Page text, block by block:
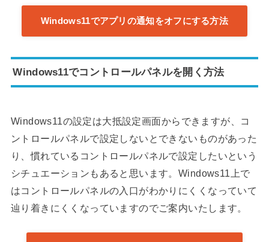
Windows11でアプリの通知をオフにする方法
Windows11でコントロールパネルを開く方法
Windows11の設定は大抵設定画面からできますが、コ
ントロールパネルで設定しないとできないものがあった
り、慣れているコントロールパネルで設定したいという
シチュエーションもあると思います。Windows11上で
はコントロールパネルの入口がわかりにくくなっていて
辿り着きにくくなっていますのでご案内いたします。